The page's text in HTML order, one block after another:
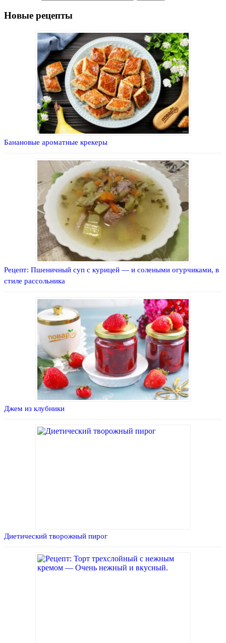
Новые рецепты
Банановые ароматные крекеры
Рецепт: Пшеничный суп с курицей — и солеными огурчиками, в
стиле рассольника
Джем из клубники
Диетический творожный пирог